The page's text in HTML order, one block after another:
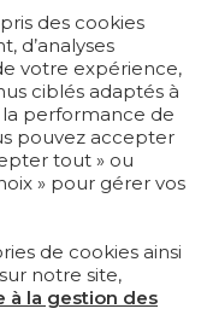
des
des cookies
d’analyses
votre expérience,
ciblés adaptés à
la performance de
pouvez accepter
tout » ou
» pour gérer vos
de cookies ainsi
notre site,
à la gestion des